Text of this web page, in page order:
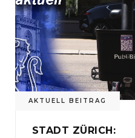
AKTUELL BEITRAG
STADT ZÜRICH: